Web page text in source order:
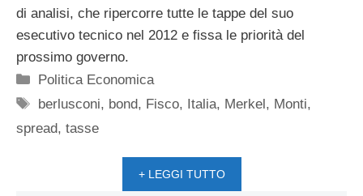
di analisi, che ripercorre tutte le tappe del suo
esecutivo tecnico nel 2012 e fissa le priorità del
prossimo governo.
Categorie
Politica Economica
Tag
berlusconi, bond, Fisco, Italia, Merkel, Monti,
spread, tasse
+ LEGGI TUTTO